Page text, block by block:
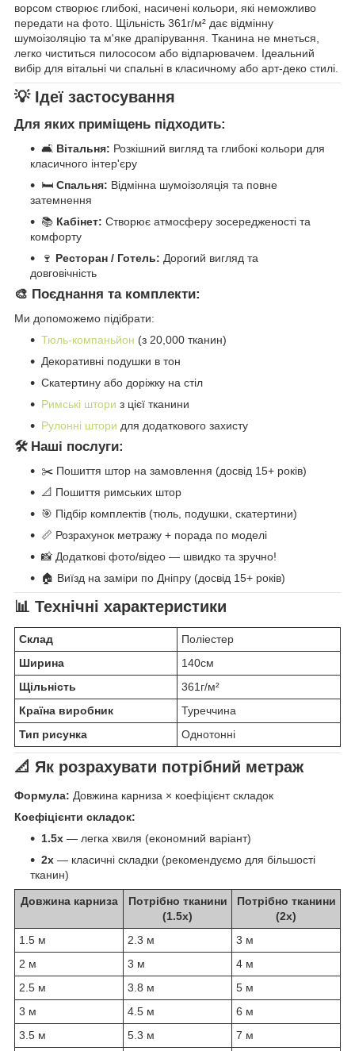
ворсом створює глибокі, насичені кольори, які неможливо
передати на фото. Щільність 361г/м² дає відмінну
шумоізоляцію та м'яке драпірування. Тканина не мнеться,
легко чиститься пилососом або відпарювачем. Ідеальний
вибір для вітальні чи спальні в класичному або арт-деко стилі.
💡 Ідеї застосування
Для яких приміщень підходить:
🛋️ Вітальня: Розкішний вигляд та глибокі кольори для
класичного інтер'єру
🛏️ Спальня: Відмінна шумоізоляція та повне
затемнення
📚 Кабінет: Створює атмосферу зосередженості та
комфорту
🍷 Ресторан / Готель: Дорогий вигляд та
довговічність
🎨 Поєднання та комплекти:
Ми допоможемо підібрати:
Тюль-компаньйон (з 20,000 тканин)
Декоративні подушки в тон
Скатертину або доріжку на стіл
Римські штори з цієї тканини
Рулонні штори для додаткового захисту
🛠️ Наші послуги:
✂️ Пошиття штор на замовлення (досвід 15+ років)
📐 Пошиття римських штор
🎯 Підбір комплектів (тюль, подушки, скатертини)
📏 Розрахунок метражу + порада по моделі
📸 Додаткові фото/відео — швидко та зручно!
🏠 Виїзд на заміри по Дніпру (досвід 15+ років)
📊 Технічні характеристики
Склад
Поліестер
Ширина
140см
Щільність
361г/м²
Країна виробник
Туреччина
Тип рисунка
Однотонні
📐 Як розрахувати потрібний метраж
Формула: Довжина карниза × коефіцієнт складок
Коефіцієнти складок:
1.5x — легка хвиля (економний варіант)
2x — класичні складки (рекомендуємо для більшості
тканин)
Довжина карниза
Потрібно тканини
(1.5x)
Потрібно тканини
(2x)
1.5 м
2.3 м
3 м
2 м
3 м
4 м
2.5 м
3.8 м
5 м
3 м
4.5 м
6 м
3.5 м
5.3 м
7 м